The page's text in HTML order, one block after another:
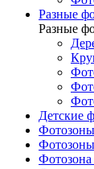
Разные
Разные
Детские